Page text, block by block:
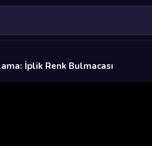
İplik Renk Bulmacası